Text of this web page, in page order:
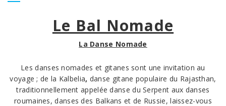
Le Bal Nomade
La Danse Nomade
Les danses nomades et gitanes sont une invitation au
voyage ; de la Kalbelia, danse gitane populaire du Rajasthan,
traditionnellement appelée danse du Serpent aux danses
roumaines, danses des Balkans et de Russie, laissez-vous